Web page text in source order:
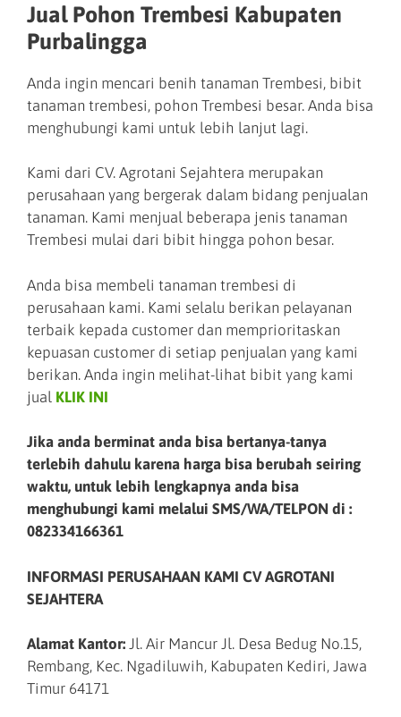
Jual Pohon Trembesi Kabupaten
Purbalingga
Anda ingin mencari benih tanaman Trembesi, bibit
tanaman trembesi, pohon Trembesi besar. Anda bisa
menghubungi kami untuk lebih lanjut lagi.
Kami dari CV. Agrotani Sejahtera merupakan
perusahaan yang bergerak dalam bidang penjualan
tanaman. Kami menjual beberapa jenis tanaman
Trembesi mulai dari bibit hingga pohon besar.
Anda bisa membeli tanaman trembesi di
perusahaan kami. Kami selalu berikan pelayanan
terbaik kepada customer dan memprioritaskan
kepuasan customer di setiap penjualan yang kami
berikan. Anda ingin melihat-lihat bibit yang kami
jual KLIK INI
Jika anda berminat anda bisa bertanya-tanya
terlebih dahulu karena harga bisa berubah seiring
waktu, untuk lebih lengkapnya anda bisa
menghubungi kami melalui SMS/WA/TELPON di :
082334166361
INFORMASI PERUSAHAAN KAMI CV AGROTANI
SEJAHTERA
Alamat Kantor: Jl. Air Mancur Jl. Desa Bedug No.15,
Rembang, Kec. Ngadiluwih, Kabupaten Kediri, Jawa
Timur 64171